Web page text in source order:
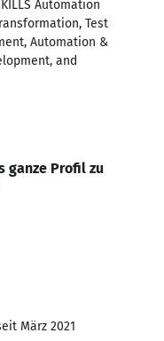
Automation
Test
Automation &
and
ganze Profil zu
März 2021